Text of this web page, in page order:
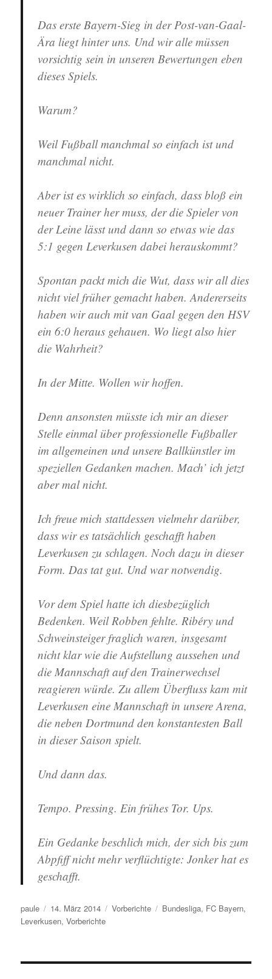
Das erste Bayern-Sieg in der Post-van-Gaal-
Ära liegt hinter uns. Und wir alle müssen
vorsichtig sein in unseren Bewertungen eben
dieses Spiels.
Warum?
Weil Fußball manchmal so einfach ist und
manchmal nicht.
Aber ist es wirklich so einfach, dass bloß ein
neuer Trainer her muss, der die Spieler von
der Leine lässt und dann so etwas wie das
5:1 gegen Leverkusen dabei herauskommt?
Spontan packt mich die Wut, dass wir all dies
nicht viel früher gemacht haben. Andererseits
haben wir auch mit van Gaal gegen den HSV
ein 6:0 heraus gehauen. Wo liegt also hier
die Wahrheit?
In der Mitte. Wollen wir hoffen.
Denn ansonsten müsste ich mir an dieser
Stelle einmal über professionelle Fußballer
im allgemeinen und unsere Ballkünstler im
speziellen Gedanken machen. Mach’ ich jetzt
aber mal nicht.
Ich freue mich stattdessen vielmehr darüber,
dass wir es tatsächlich geschafft haben
Leverkusen zu schlagen. Noch dazu in dieser
Form. Das tat gut. Und war notwendig.
Vor dem Spiel hatte ich diesbezüglich
Bedenken. Weil Robben fehlte. Ribéry und
Schweinsteiger fraglich waren, insgesamt
nicht klar wie die Aufstellung aussehen und
die Mannschaft auf den Trainerwechsel
reagieren würde. Zu allem Überfluss kam mit
Leverkusen eine Mannschaft in unsere Arena,
die neben Dortmund den konstantesten Ball
in dieser Saison spielt.
Und dann das.
Tempo. Pressing. Ein frühes Tor. Ups.
Ein Gedanke beschlich mich, der sich bis zum
Abpfiff nicht mehr verflüchtigte: Jonker hat es
geschafft.
Autor
paule
Veröffentlicht
am
14. März 2014 Kategorien
Vorberichte Schlagwörter
Bundesliga, FC Bayern,
Leverkusen,Vorberichte